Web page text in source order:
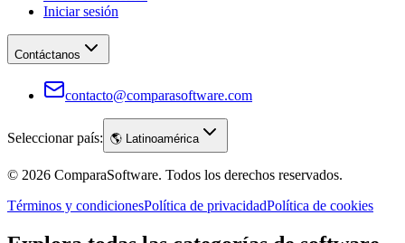
Iniciar sesión
Contáctanos
contacto@comparasoftware.com
Seleccionar país: 🌎 Latinoamérica
© 2026 ComparaSoftware. Todos los derechos reservados.
Términos y condicionesPolítica de privacidadPolítica de cookies